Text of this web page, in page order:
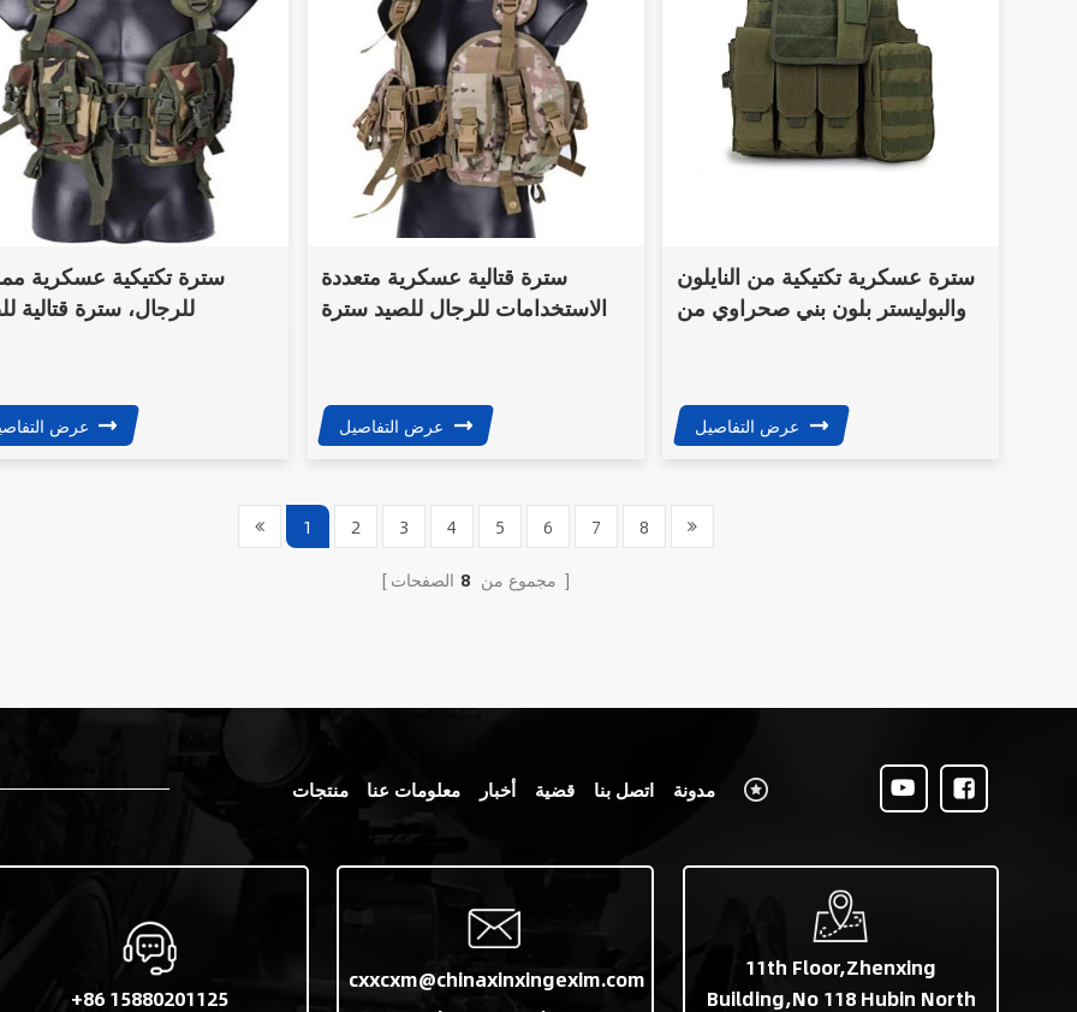
سترة تكتيكية عسكرية
للرجال، سترة قتالية
عرض
سترة قتالية عسكرية متعددة
الاستخدامات للرجال للصيد سترة
عرض التفاصيل
سترة عسكرية تكتيكية من النايلون
والبوليستر بلون بني صحراوي من
عرض التفاصيل
1 2 3 4 5 6 7
8
مجموع من 8
منتجات معلومات عنا أخبار قضية اتصل بنا مدونة
+86 15880201125
cxxcxm@chinaxinxingexim.com
11th Floor,Zhenxing
Building,No 118 Hubin North